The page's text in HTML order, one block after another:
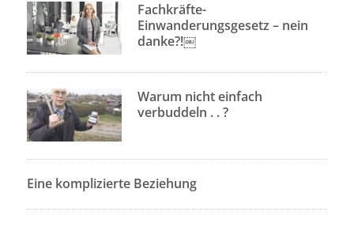
Fachkräfte-
Einwanderungsgesetz – nein
danke?!￼
Warum nicht einfach
verbuddeln . . ?
Eine komplizierte Beziehung